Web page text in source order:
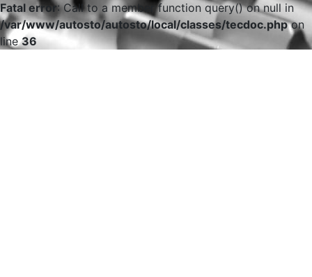
Fatal error: Call to a member function query() on null in
/var/www/autosto/autosto/local/classes/tecdoc.phpon
line36